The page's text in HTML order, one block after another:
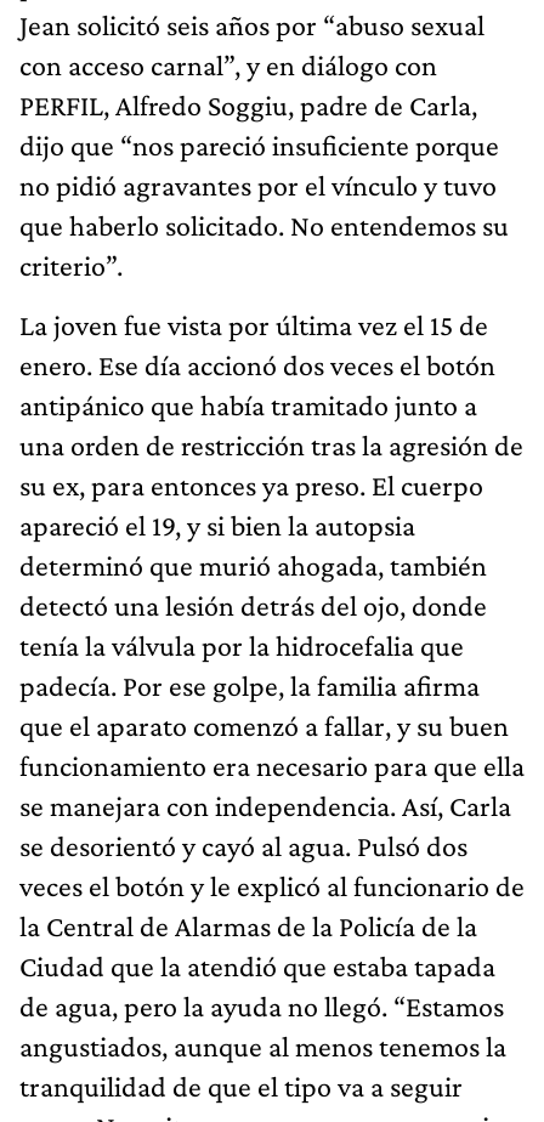
Jean solicitó seis años por “abuso sexual
con acceso carnal”, y en diálogo con
PERFIL, Alfredo Soggiu, padre de Carla,
dijo que “nos pareció insuficiente porque
no pidió agravantes por el vínculo y tuvo
que haberlo solicitado. No entendemos su
criterio”.
La joven fue vista por última vez el 15 de
enero. Ese día accionó dos veces el botón
antipánico que había tramitado junto a
una orden de restricción tras la agresión de
su ex, para entonces ya preso. El cuerpo
apareció el 19, y si bien la autopsia
determinó que murió ahogada, también
detectó una lesión detrás del ojo, donde
tenía la válvula por la hidrocefalia que
padecía. Por ese golpe, la familia afirma
que el aparato comenzó a fallar, y su buen
funcionamiento era necesario para que ella
se manejara con independencia. Así, Carla
se desorientó y cayó al agua. Pulsó dos
veces el botón y le explicó al funcionario de
la Central de Alarmas de la Policía de la
Ciudad que la atendió que estaba tapada
de agua, pero la ayuda no llegó. “Estamos
angustiados, aunque al menos tenemos la
tranquilidad de que el tipo va a seguir